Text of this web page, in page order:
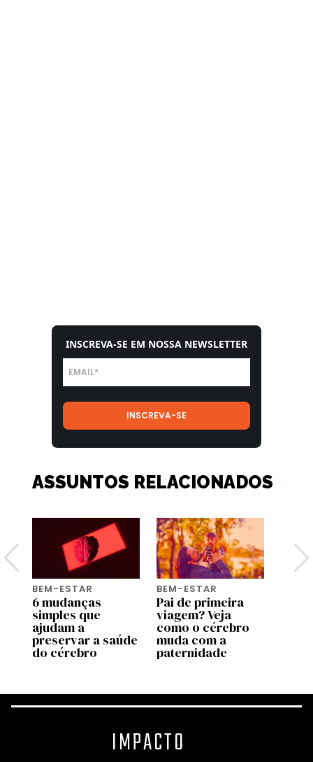
INSCREVA-SE EM NOSSA NEWSLETTER
ASSUNTOS RELACIONADOS
BEM-ESTAR
6 mudanças
simples que
ajudam a
preservar a saúde
do cérebro
BEM-ESTAR
Pai de primeira
viagem? Veja
como o cérebro
muda com a
paternidade
IMPACTO